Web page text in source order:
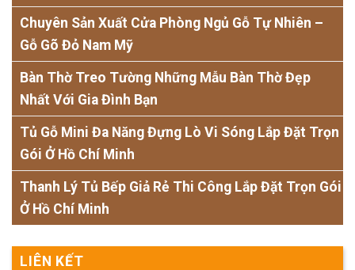
Chuyên Sản Xuất Cửa Phòng Ngủ Gỗ Tự Nhiên –
Gỗ Gõ Đỏ Nam Mỹ
Bàn Thờ Treo Tường Những Mẫu Bàn Thờ Đẹp
Nhất Với Gia Đình Bạn
Tủ Gỗ Mini Đa Năng Đựng Lò Vi Sóng Lắp Đặt Trọn
Gói Ở Hồ Chí Minh
Thanh Lý Tủ Bếp Giả Rẻ Thi Công Lắp Đặt Trọn Gói
Ở Hồ Chí Minh
LIÊN KẾT